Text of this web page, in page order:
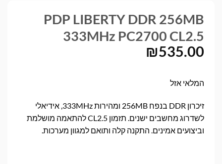
PDP LIBERTY DDR 256MB
333MHz PC2700 CL2.5
₪535.00
המלאי אזל
זיכרון DDR בנפח 256MB ומהירות 333MHz, אידיאלי
לשדרוג מחשבים ישנים. תזמון CL2.5 להתאמה מושלמת
וביצועים אמינים. התקנה קלה ותואם למגוון מערכות.